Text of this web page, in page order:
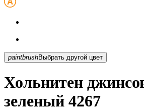
paintbrush Выбрать другой цвет
Хольнитен
зеленый 4267